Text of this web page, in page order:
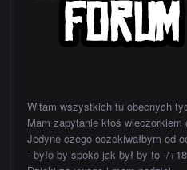
Witam wszystkich tu obecnych
Mam zapytanie ktoś wieczorkiem
Jedyne czego oczekiwałbym od
- było by spoko jak był by to -/